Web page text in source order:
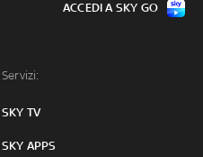
Servizi:
SKY TV
SKY APPS
ACCEDI A SKY GO